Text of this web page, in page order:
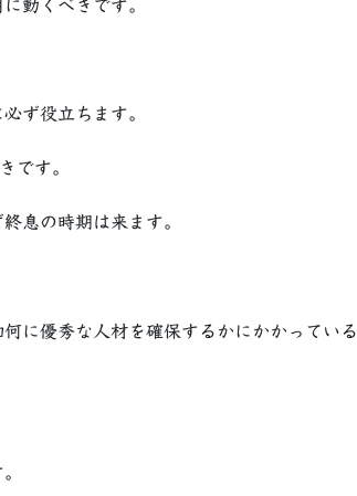
動くべきです。
ず役立ちます。
です。
息の時期は来ます。
に優秀な人材を確保するかにかかっている